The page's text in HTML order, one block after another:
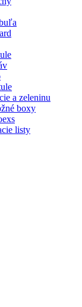
a zeleninu
boxy
listy